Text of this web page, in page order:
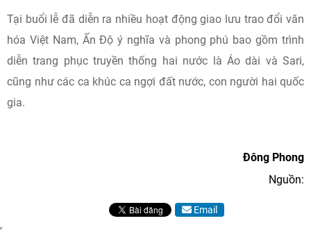
Tại buổi lễ đã diễn ra nhiều hoạt động giao lưu trao đổi văn
hóa Việt Nam, Ấn Độ ý nghĩa và phong phú bao gồm trình
diễn trang phục truyền thống hai nước là Áo dài và Sari,
cũng như các ca khúc ca ngợi đất nước, con người hai quốc
gia.
Đông Phong
Nguồn:
Email